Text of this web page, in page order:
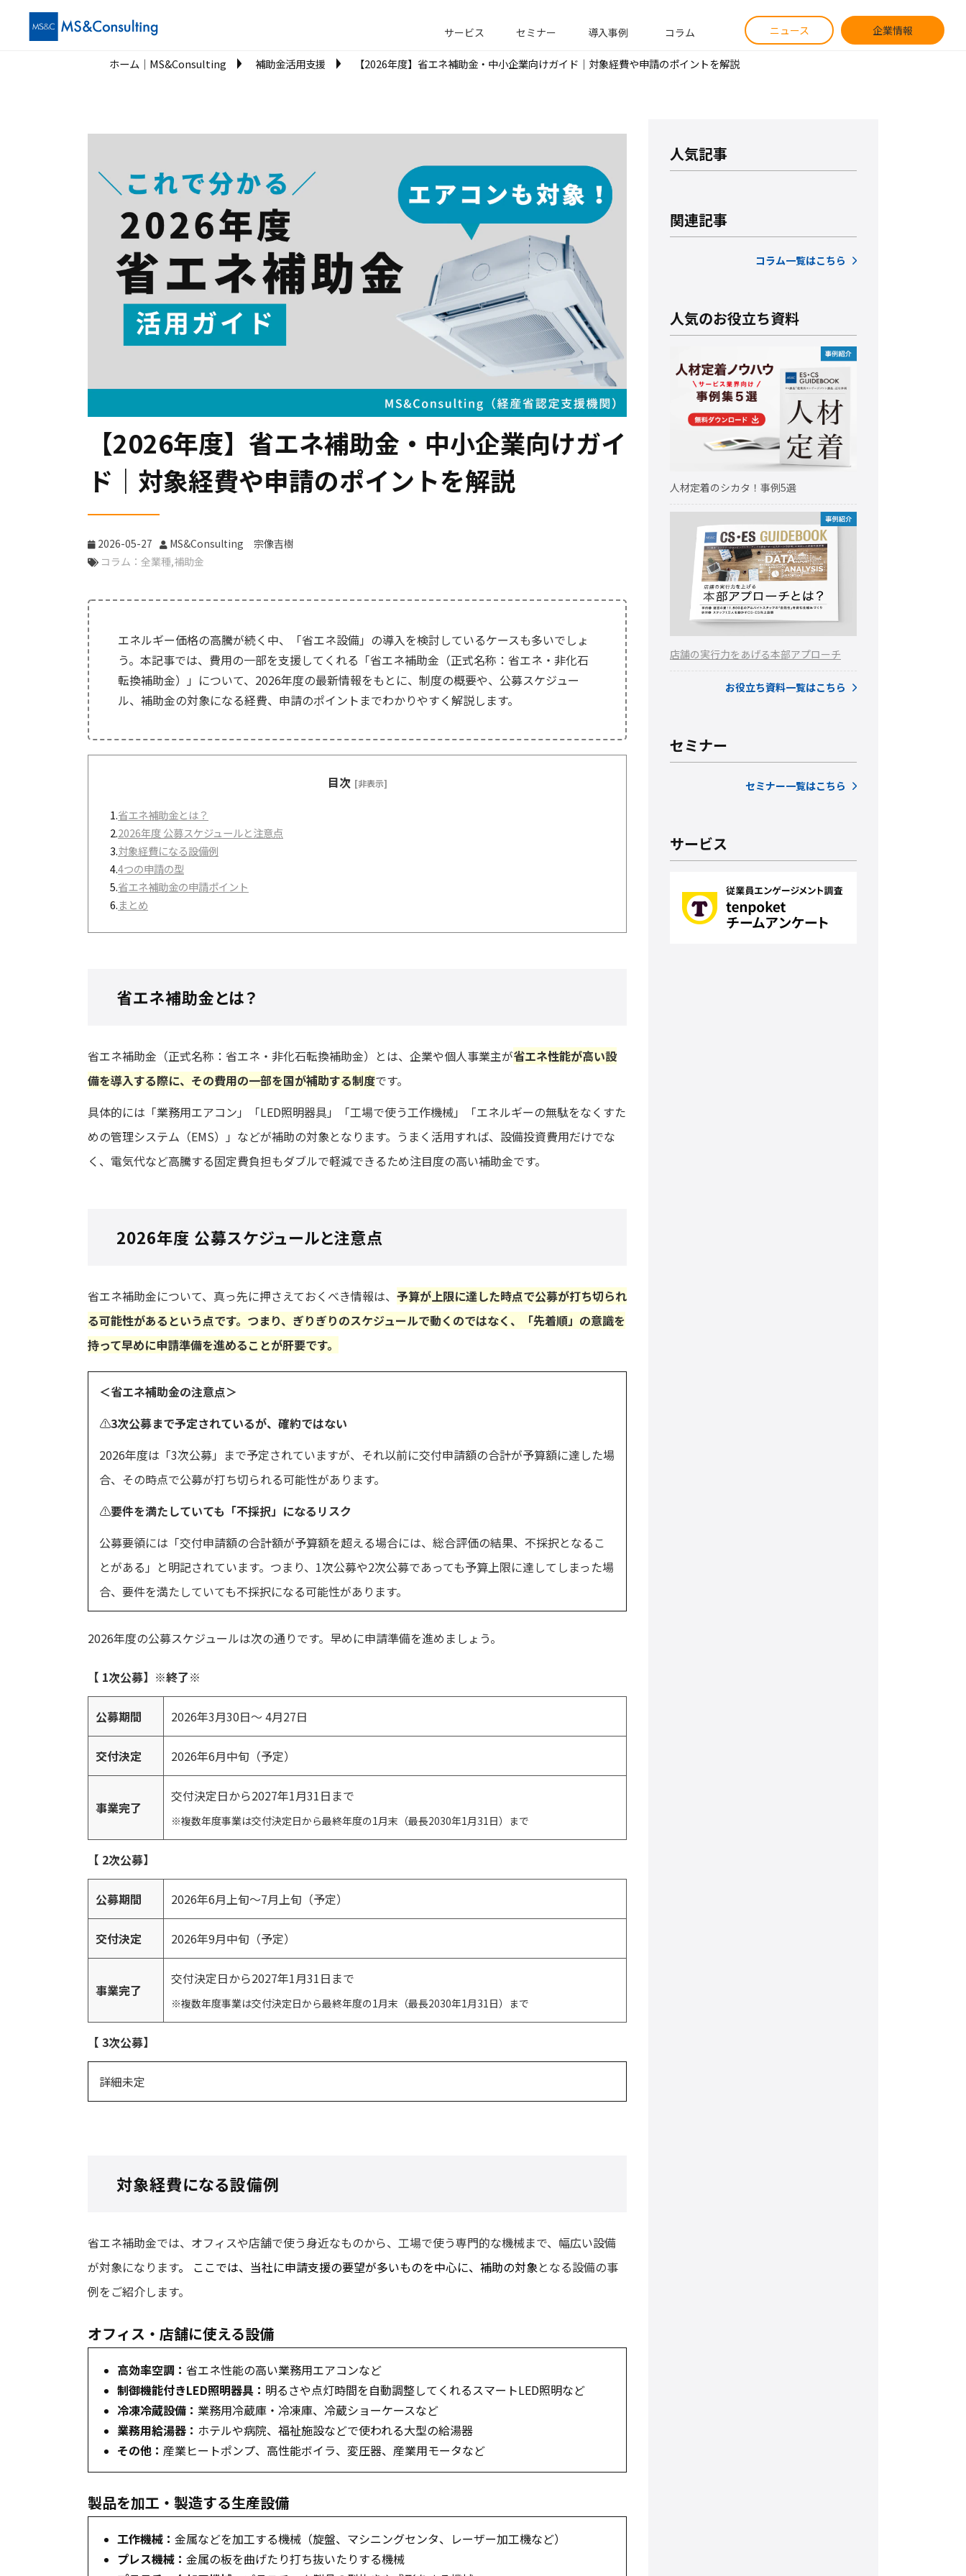
サービス セミナー 導入事例 コラム ニュース 企業情報
ホーム│MS&Consulting 補助金活用支援 【2026年度】省エネ補助金・中小企業向けガイド｜対象経費や申請のポイントを解説
【2026年度】省エネ補助金・中小企業向けガイ
ド｜対象経費や申請のポイントを解説
2026-05-27
MS&Consulting 宗像吉樹
コラム：全業種 補助金
エネルギー価格の高騰が続く中、「省エネ設備」の導入を検討しているケースも多いでしょ
う。本記事では、費用の一部を支援してくれる「省エネ補助金（正式名称：省エネ・非化石
転換補助金）」について、2026年度の最新情報をもとに、制度の概要や、公募スケジュー
ル、補助金の対象になる経費、申請のポイントまでわかりやすく解説します。
目次 [非表示]
1.省エネ補助金とは？
2.2026年度 公募スケジュールと注意点
3.対象経費になる設備例
4.4つの申請の型
5.省エネ補助金の申請ポイント
6.まとめ
省エネ補助金とは？
省エネ補助金（正式名称：省エネ・非化石転換補助金）とは、企業や個人事業主が省エネ性能が高い設
備を導入する際に、その費用の一部を国が補助する制度です。
具体的には「業務用エアコン」「LED照明器具」「工場で使う工作機械」「エネルギーの無駄をなくすた
めの管理システム（EMS）」などが補助の対象となります。うまく活用すれば、設備投資費用だけでな
く、電気代など高騰する固定費負担もダブルで軽減できるため注目度の高い補助金です。
2026年度 公募スケジュールと注意点
省エネ補助金について、真っ先に押さえておくべき情報は、 予算が上限に達した時点で公募が打ち切られ
る可能性があるという点です。つまり、ぎりぎりのスケジュールで動くのではなく、「先着順」の意識を
持って早めに申請準備を進めることが肝要です。
＜省エネ補助金の注意点＞
⚠️3次公募まで予定されているが、確約ではない
2026年度は「3次公募」まで予定されていますが、それ以前に交付申請額の合計が予算額に達した場
合、その時点で公募が打ち切られる可能性があります。
⚠️要件を満たしていても「不採択」になるリスク
公募要領には 「交付申請額の合計額が予算額を超える場合には、総合評価の結果、不採択となるこ
とがある」 と明記されています。つまり、1次公募や2次公募であっても予算上限に達してしまった場
合、要件を満たしていても不採択になる可能性があります。
2026年度の公募スケジュールは次の通りです。早めに申請準備を進めましょう。
【 1次公募】※終了※
公募期間 2026年3月30日～ 4月27日
交付決定 2026年6月中旬（予定）
事業完了
交付決定日から2027年1月31日まで
※複数年度事業は交付決定日から最終年度の1月末（最長2030年1月31日）まで
【 2次公募】
公募期間 2026年6月上旬～7月上旬（予定）
交付決定 2026年9月中旬（予定）
事業完了
交付決定日から2027年1月31日まで
※複数年度事業は交付決定日から最終年度の1月末（最長2030年1月31日）まで
【 3次公募】
詳細未定
対象経費になる設備例
省エネ補助金では、オフィスや店舗で使う身近なものから、工場で使う専門的な機械まで、幅広い設備
が対象になります。 ここでは、当社に申請支援の要望が多いものを中心に、 補助の対象となる設備の事
例をご紹介します。
オフィス・店舗に使える設備
高効率空調： 省エネ性能の高い業務用エアコンなど
制御機能付きLED照明器具： 明るさや点灯時間を自動調整してくれるスマートLED照明など
冷凍冷蔵設備： 業務用冷蔵庫・冷凍庫、冷蔵ショーケースなど
業務用給湯器： ホテルや病院、福祉施設などで使われる大型の給湯器
その他： 産業ヒートポンプ、高性能ボイラ、変圧器、産業用モータなど
製品を加工・製造する生産設備
工作機械： 金属などを加工する機械（旋盤、マシニングセンタ、レーザー加工機など）
プレス機械： 金属の板を曲げたり打ち抜いたりする機械
人気記事
関連記事
コラム一覧はこちら
人気のお役立ち資料
人材定着のシカタ！事例5選
店舗の実行力をあげる本部アプローチ
お役立ち資料一覧はこちら
セミナー
セミナー一覧はこちら
サービス